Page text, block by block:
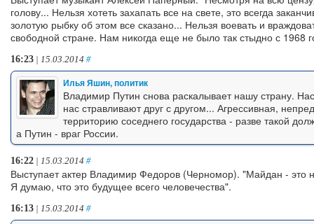
голову... Нельзя хотеть захапать все на свете, это всегда
золотую рыбку об этом все сказано... Нельзя воевать и
свободной стране. Нам никогда еще не было так стыдно с 1968
16:23 | 15.03.2014 #
Илья Яшин, политик
Владимир Путин снова раскалывает нашу страну.
нас стравливают друг с другом... Агрессивная,
территорию соседнего государства - разве такой
а Путин - враг России.
16:22 | 15.03.2014 #
Выступает актер Владимир Федоров (Черномор). "Майдан - это
Я думаю, что это будущее всего человечества".
16:13 | 15.03.2014 #